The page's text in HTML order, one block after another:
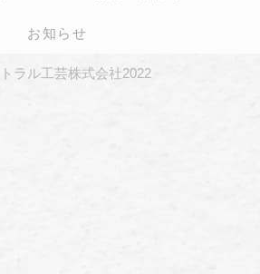
お知らせ
ラル工芸株式会社2022